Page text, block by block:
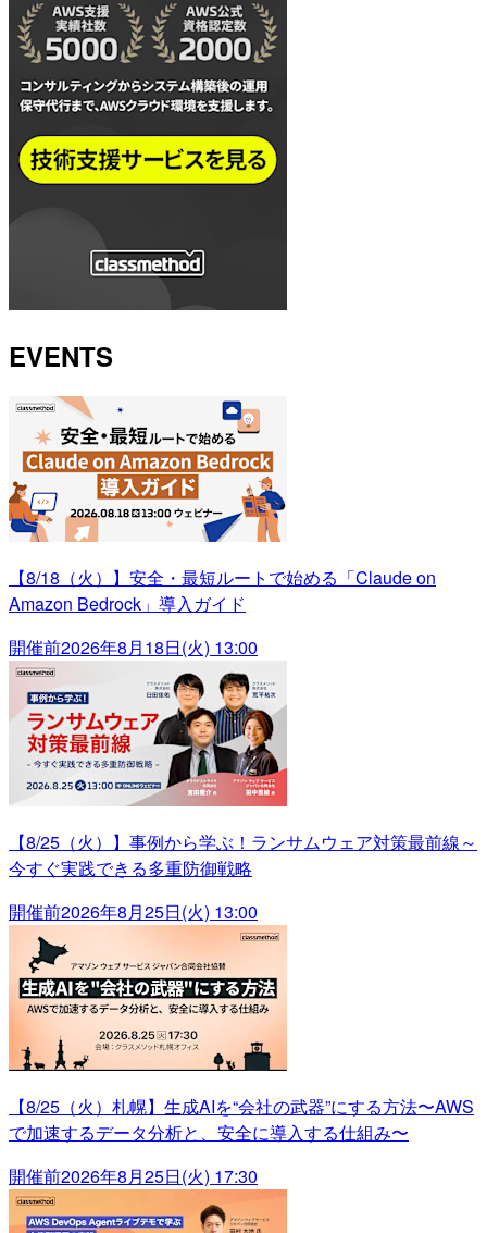
EVENTS
【8/18（火）】安全・最短ルートで始める「Claude on
Amazon Bedrock」導入ガイド
開催前2026年8月18日(火) 13:00
【8/25（火）】事例から学ぶ！ランサムウェア対策最前線～
今すぐ実践できる多重防御戦略
開催前2026年8月25日(火) 13:00
【8/25（火）札幌】生成AIを“会社の武器”にする方法〜AWS
で加速するデータ分析と、安全に導入する仕組み〜
開催前2026年8月25日(火) 17:30